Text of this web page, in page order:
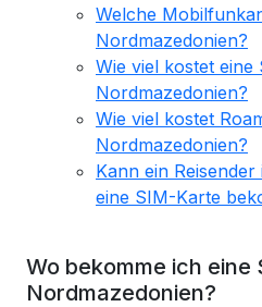
Welche
Nordmazedonien?
Wie viel kostet eine
Nordmazedonien?
Wie viel kostet
Nordmazedonien?
Kann ein
eine SIM-Karte
Wo bekomme ich
Nordmazedonien?